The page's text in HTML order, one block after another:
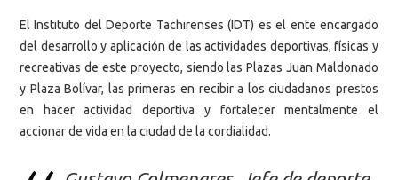
El Instituto del Deporte Tachirenses (IDT) es el ente encargado
del desarrollo y aplicación de las actividades deportivas, físicas y
recreativas de este proyecto, siendo las Plazas Juan Maldonado
y Plaza Bolívar, las primeras en recibir a los ciudadanos prestos
en hacer actividad deportiva y fortalecer mentalmente el
accionar de vida en la ciudad de la cordialidad.